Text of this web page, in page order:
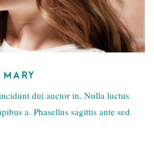
dui auctor in. Nulla luctus
a. Phasellus sagittis ante sed